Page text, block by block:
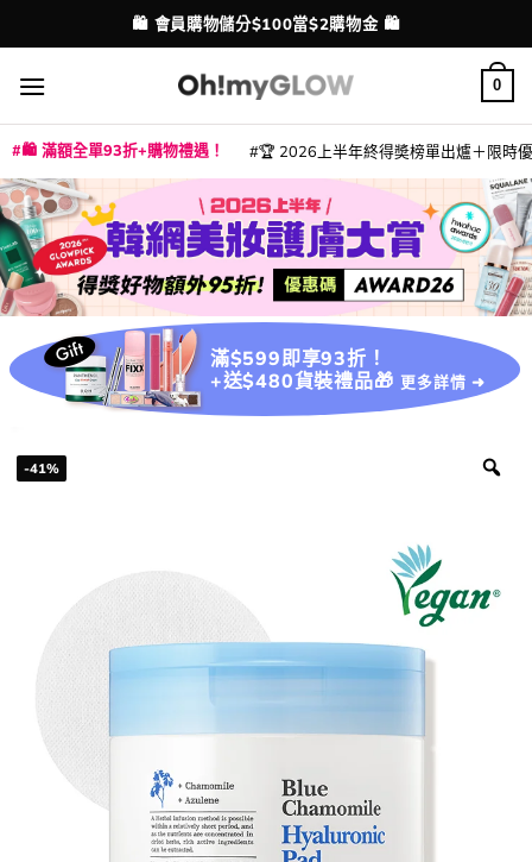
to
content
配送港澳
💳 支援消費券、FPS、八達通、PAYME、信用卡付款
0
🛍️ 滿額全單93折+購物禮遇！ 🏆 2026上半年終得奬榜單出爐＋限時
滿$599即享93折！
+送$480貨裝禮品🎁 更多詳情 ➜
-41%